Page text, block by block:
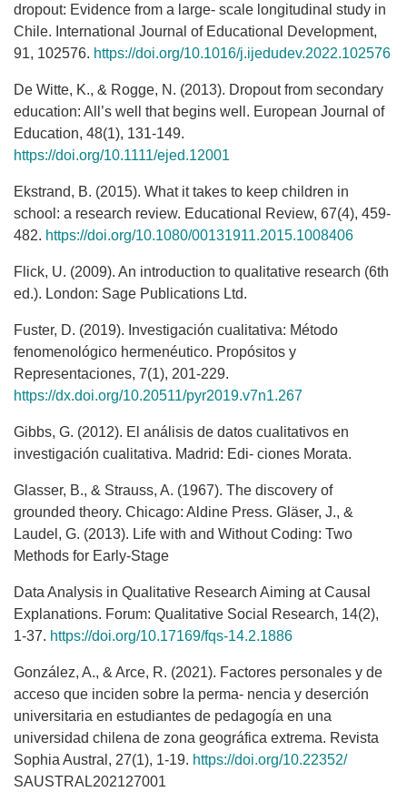
dropout: Evidence from a large- scale longitudinal study in
Chile. International Journal of Educational Development,
91, 102576. https://doi.org/10.1016/j.ijedudev.2022.102576
De Witte, K., & Rogge, N. (2013). Dropout from secondary
education: All’s well that begins well. European Journal of
Education, 48(1), 131-149.
https://doi.org/10.1111/ejed.12001
Ekstrand, B. (2015). What it takes to keep children in
school: a research review. Educational Review, 67(4), 459-
482. https://doi.org/10.1080/00131911.2015.1008406
Flick, U. (2009). An introduction to qualitative research (6th
ed.). London: Sage Publications Ltd.
Fuster, D. (2019). Investigación cualitativa: Método
fenomenológico hermenéutico. Propósitos y
Representaciones, 7(1), 201-229.
https://dx.doi.org/10.20511/pyr2019.v7n1.267
Gibbs, G. (2012). El análisis de datos cualitativos en
investigación cualitativa. Madrid: Edi- ciones Morata.
Glasser, B., & Strauss, A. (1967). The discovery of
grounded theory. Chicago: Aldine Press. Gläser, J., &
Laudel, G. (2013). Life with and Without Coding: Two
Methods for Early-Stage
Data Analysis in Qualitative Research Aiming at Causal
Explanations. Forum: Qualitative Social Research, 14(2),
1-37. https://doi.org/10.17169/fqs-14.2.1886
González, A., & Arce, R. (2021). Factores personales y de
acceso que inciden sobre la perma- nencia y deserción
universitaria en estudiantes de pedagogía en una
universidad chilena de zona geográfica extrema. Revista
Sophia Austral, 27(1), 1-19. https://doi.org/10.22352/
SAUSTRAL202127001